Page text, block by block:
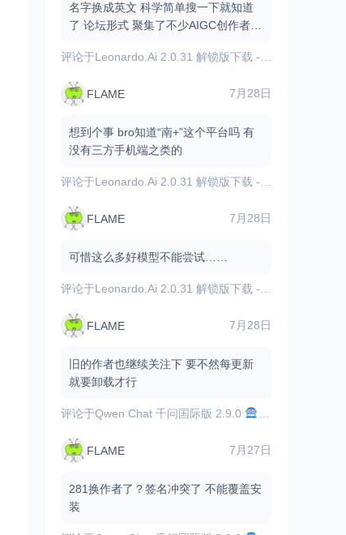
名字换成英文 科学简单搜一下就知道
了 论坛形式 聚集了不少AIGC创作者和
评论于Leonardo.Ai 2.0.31 解锁版下载 - 内置GPT图像模型/AI图像视频生成
FLAME 7月28日
想到个事 bro知道“南+”这个平台吗 有
没有三方手机端之类的
评论于Leonardo.Ai 2.0.31 解锁版下载 - 内置GPT图像模型/AI图像视频生成
FLAME 7月28日
可惜这么多好模型不能尝试……
评论于Leonardo.Ai 2.0.31 解锁版下载 - 内置GPT图像模型/AI图像视频生成
FLAME 7月28日
旧的作者也继续关注下 要不然每更新
就要卸载才行
评论于Qwen Chat 千问国际版 2.9.0
FLAME 7月27日
281换作者了？签名冲突了 不能覆盖安
装